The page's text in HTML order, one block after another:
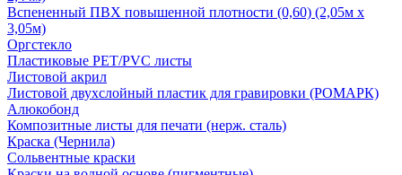
Вспененный ПВХ повышенной плотности (0,60) (2,05м х
3,05м)
Оргстекло
Пластиковые PET/PVC листы
Листовой акрил
Листовой двухслойный пластик для гравировки (РОМАРК)
Алюкобонд
Композитные листы для печати (нерж. сталь)
Краска (Чернила)
Сольвентные краски